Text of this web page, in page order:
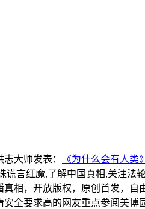
大师发表： 《为什么会有人类》
谎言红魔,了解中国真相,关注法
真相，开放版权，原创首发，自
安全要求高的网友重点参阅美博